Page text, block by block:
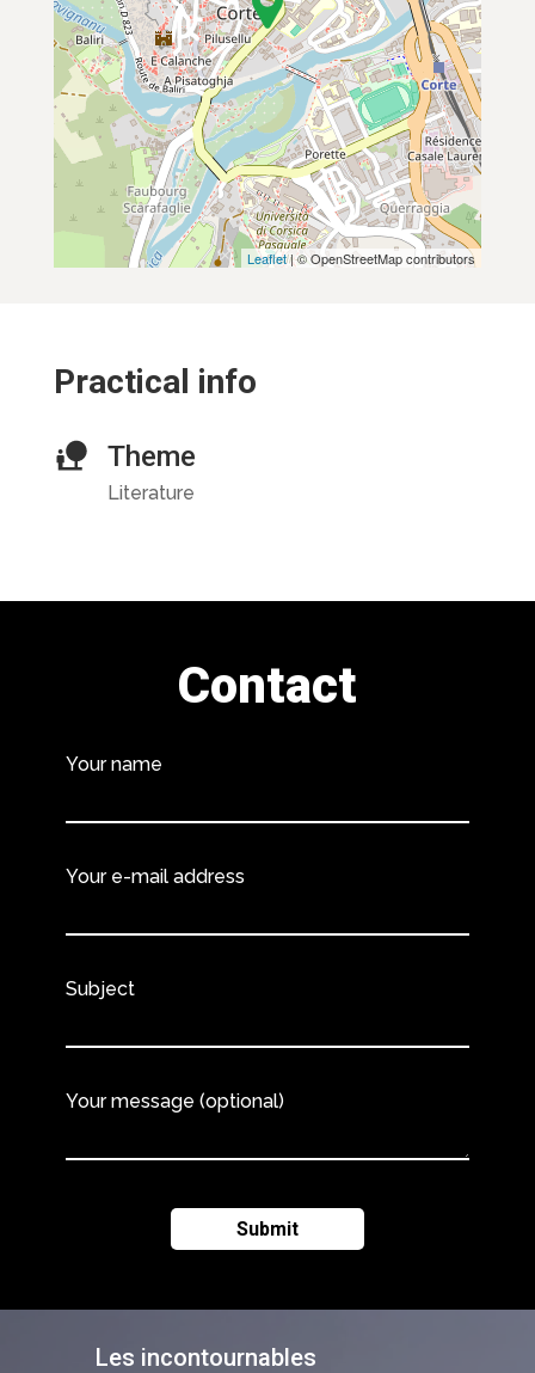
Leaflet| © OpenStreetMap contributors
Practical info
Theme
Literature
Les incontournables
Contact
Your name
Your e-mail address
Subject
Your message (optional)